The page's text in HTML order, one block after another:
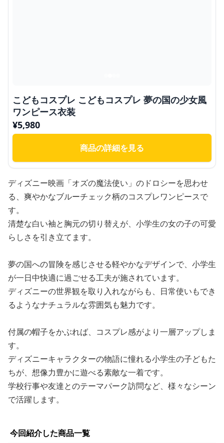
こどもコスプレ こどもコスプレ 夢の国の少女風
ワンピース衣装
¥5,980
商品の詳細を見る
ディズニー映画「オズの魔法使い」のドロシーを思わせ
る、爽やかなブルーチェック柄のコスプレワンピースで
す。
清楚な白い袖と胸元の切り替えが、小学生の女の子の可愛
らしさを引き立てます。
夢の国への冒険を感じさせる軽やかなデザインで、小学生
が一日中快適に過ごせる工夫が施されています。
ディズニーの世界観を取り入れながらも、日常使いもでき
るようなナチュラルな雰囲気も魅力です。
付属の帽子をかぶれば、コスプレ感がより一層アップしま
す。
ディズニーキャラクターの物語に憧れる小学生の子どもた
ちが、想像力豊かに遊べる素敵な一着です。
学校行事や友達とのテーマパーク訪問など、様々なシーン
で活躍します。
今回紹介した商品一覧